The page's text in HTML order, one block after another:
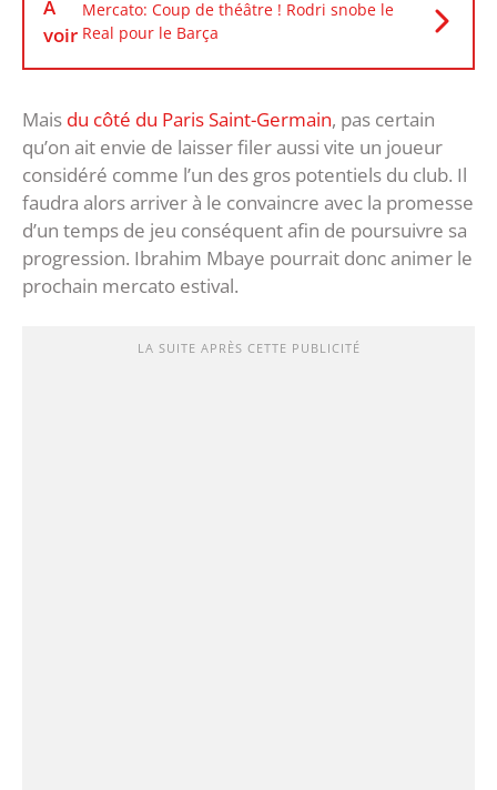
À
voir
Mercato: Coup de théâtre ! Rodri snobe le
Real pour le Barça
Mais du côté du Paris Saint-Germain, pas certain
qu’on ait envie de laisser filer aussi vite un joueur
considéré comme l’un des gros potentiels du club. Il
faudra alors arriver à le convaincre avec la promesse
d’un temps de jeu conséquent afin de poursuivre sa
progression. Ibrahim Mbaye pourrait donc animer le
prochain mercato estival.
LA SUITE APRÈS CETTE PUBLICITÉ